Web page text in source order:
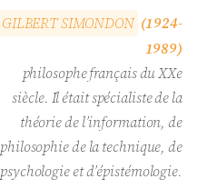
GILBERTSIMONDON (1924-
1989)
philosophe français du XXe
siècle. Il était spécialiste de la
théorie de l’information, de
philosophie de la technique, de
psychologie et d’épistémologie.